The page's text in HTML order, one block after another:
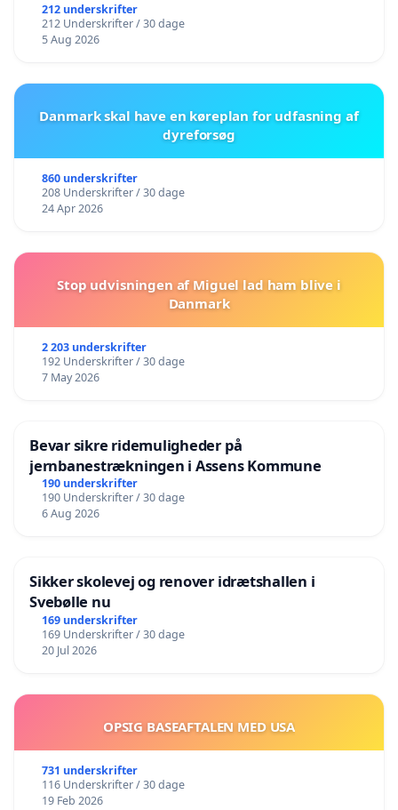
212 underskrifter
212 Underskrifter / 30 dage
5 Aug 2026
Danmark skal have en køreplan for udfasning af
dyreforsøg
860 underskrifter
208 Underskrifter / 30 dage
24 Apr 2026
Stop udvisningen af Miguel lad ham blive i
Danmark
2 203 underskrifter
192 Underskrifter / 30 dage
7 May 2026
Bevar sikre ridemuligheder på
jernbanestrækningen i Assens Kommune
190 underskrifter
190 Underskrifter / 30 dage
6 Aug 2026
Sikker skolevej og renover idrætshallen i
Svebølle nu
169 underskrifter
169 Underskrifter / 30 dage
20 Jul 2026
OPSIG BASEAFTALEN MED USA
731 underskrifter
116 Underskrifter / 30 dage
19 Feb 2026